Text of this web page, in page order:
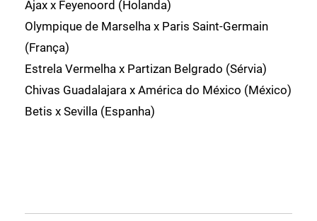
Ajax x Feyenoord (Holanda)
Olympique de Marselha x Paris Saint-Germain
(França)
Estrela Vermelha x Partizan Belgrado (Sérvia)
Chivas Guadalajara x América do México (México)
Betis x Sevilla (Espanha)